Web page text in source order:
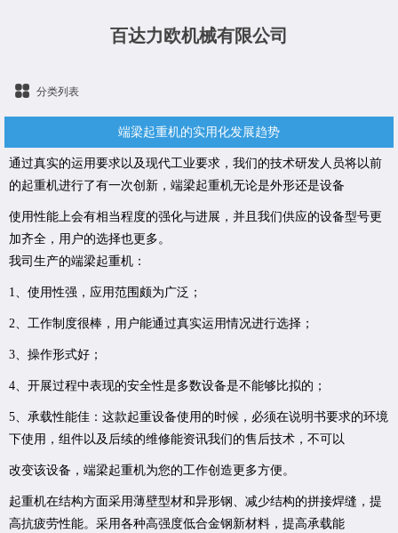
百达力欧机械有限公司
分类列表
端梁起重机的实用化发展趋势
通过真实的运用要求以及现代工业要求，我们的技术研发人员将以前
的起重机进行了有一次创新，端梁起重机无论是外形还是设备
使用性能上会有相当程度的强化与进展，并且我们供应的设备型号更
加齐全，用户的选择也更多。
我司生产的端梁起重机：
1、使用性强，应用范围颇为广泛；
2、工作制度很棒，用户能通过真实运用情况进行选择；
3、操作形式好；
4、开展过程中表现的安全性是多数设备是不能够比拟的；
5、承载性能佳：这款起重设备使用的时候，必须在说明书要求的环境
下使用，组件以及后续的维修能资讯我们的售后技术，不可以
改变该设备，端梁起重机为您的工作创造更多方便。
起重机在结构方面采用薄壁型材和异形钢、减少结构的拼接焊缝，提
高抗疲劳性能。采用各种高强度低合金钢新材料，提高承载能